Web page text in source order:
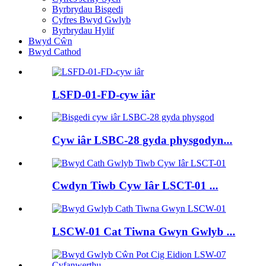
Byrbrydau Bisgedi
Cyfres Bwyd Gwlyb
Byrbrydau Hylif
Bwyd Cŵn
Bwyd Cathod
LSFD-01-FD-cyw iâr
Cyw iâr LSBC-28 gyda physgodyn...
Cwdyn Tiwb Cyw Iâr LSCT-01 ...
LSCW-01 Cat Tiwna Gwyn Gwlyb ...